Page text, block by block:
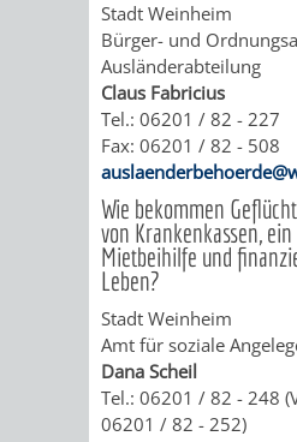
SCHÜTZEN
-
KINDER
STÄRKEN"
FÜR
DIE
PLATZVERGABE
TIPPS
&
TREFFS
/
/
A
Z
Stadt Weinheim
Bürger- und
Ausländerabteilung
Claus Fabricius
Tel.: 06201 / 82 - 227
Fax: 06201 / 82 - 508
Wie bekommen
von Krankenkassen,
Mietbeihilfe und
Leben?
Stadt Weinheim
Amt für soziale
Dana Scheil
Tel.: 06201 / 82 - 248
06201 / 82 - 252)